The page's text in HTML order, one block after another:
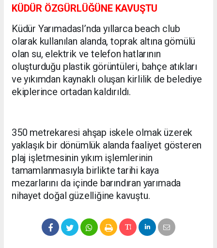
KÜDÜR ÖZGÜRLÜĞÜNE KAVUŞTU
Küdür YarımadasI’nda yıllarca beach club
olarak kullanılan alanda, toprak altına gömülü
olan su, elektrik ve telefon hatlarının
oluşturduğu plastik görüntüleri, bahçe atıkları
ve yıkımdan kaynaklı oluşan kirlilik de belediye
ekiplerince ortadan kaldırıldı.
350 metrekaresi ahşap iskele olmak üzerek
yaklaşık bir dönümlük alanda faaliyet gösteren
plaj işletmesinin yıkım işlemlerinin
tamamlanmasıyla birlikte tarihi kaya
mezarlarını da içinde barındıran yarımada
nihayet doğal güzelliğine kavuştu.